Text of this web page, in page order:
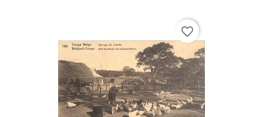
favorite_border